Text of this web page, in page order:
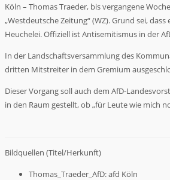
Köln – Thomas Traeder, bis vergangene
„Westdeutsche Zeitung“ (WZ). Grund sei,
Heuchelei. Offiziell ist Antisemitismus in der
In der Landschaftsversammlung des
dritten Mitstreiter in dem Gremium
Dieser Vorgang soll auch dem AfD-
in den Raum gestellt, ob „für Leute wie mich
Bildquellen (Titel/Herkunft)
Thomas_Traeder_AfD: afd Köln